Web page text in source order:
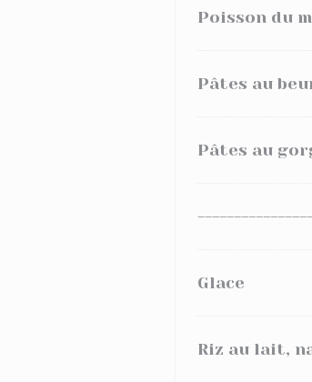
Poisson du
Pâtes au
Pâtes au
Glace
Riz au lait,